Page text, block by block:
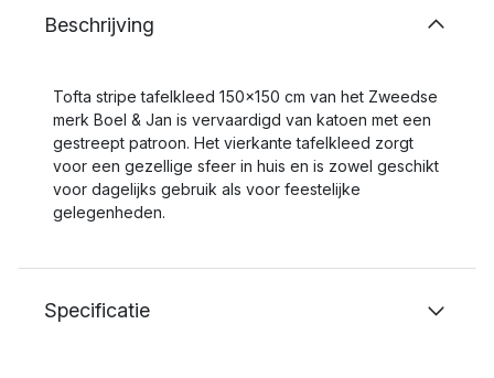
Beschrijving
Tofta stripe tafelkleed 150x150 cm van het Zweedse
merk Boel & Jan is vervaardigd van katoen met een
gestreept patroon. Het vierkante tafelkleed zorgt
voor een gezellige sfeer in huis en is zowel geschikt
voor dagelijks gebruik als voor feestelijke
gelegenheden.
Specificatie